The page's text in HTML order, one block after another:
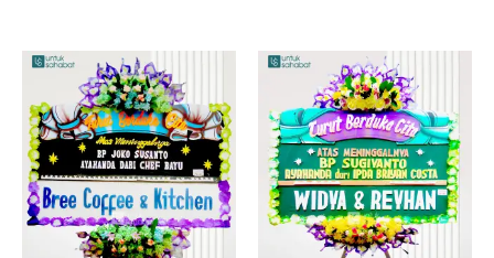
Original
price
was:
Rp599.000.Rp575.000.